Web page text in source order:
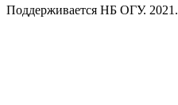
Поддерживается НБ ОГУ. 2021.